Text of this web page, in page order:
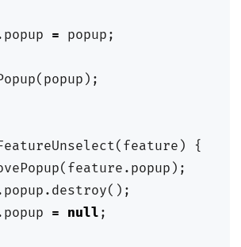
popup = popup ;
( popup );
( feature )
{
( feature . popup );
popup . destroy();
popup = null ;